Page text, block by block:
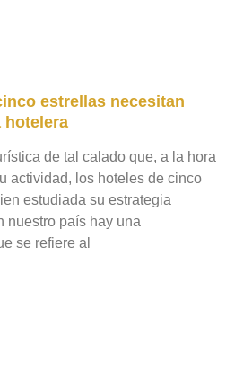
estrellas necesitan
hotelera
de tal calado que, a la hora
actividad, los hoteles de cinco
estudiada su estrategia
nuestro país hay una
se refiere al